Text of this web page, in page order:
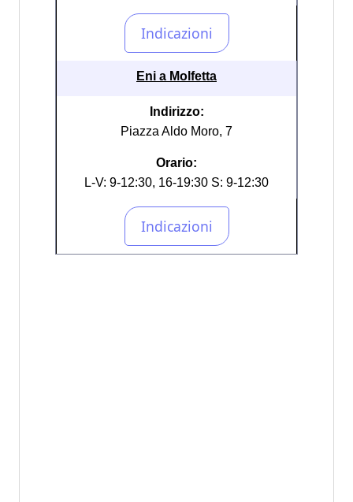
Eni a Molfetta
Indirizzo:
Piazza Aldo Moro, 7
Orario:
L-V: 9-12:30, 16-19:30 S: 9-12:30